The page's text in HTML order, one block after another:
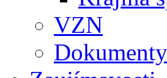
VZN
Dokumenty